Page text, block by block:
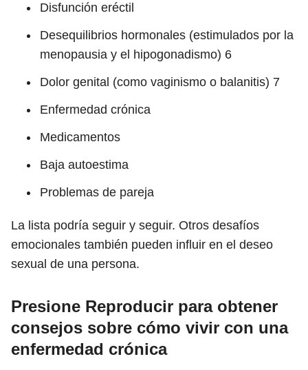
Disfunción eréctil
Desequilibrios hormonales (estimulados por la
menopausia y el hipogonadismo) 6
Dolor genital (como vaginismo o balanitis) 7
Enfermedad crónica
Medicamentos
Baja autoestima
Problemas de pareja
La lista podría seguir y seguir. Otros desafíos
emocionales también pueden influir en el deseo
sexual de una persona.
Presione Reproducir para obtener
consejos sobre cómo vivir con una
enfermedad crónica